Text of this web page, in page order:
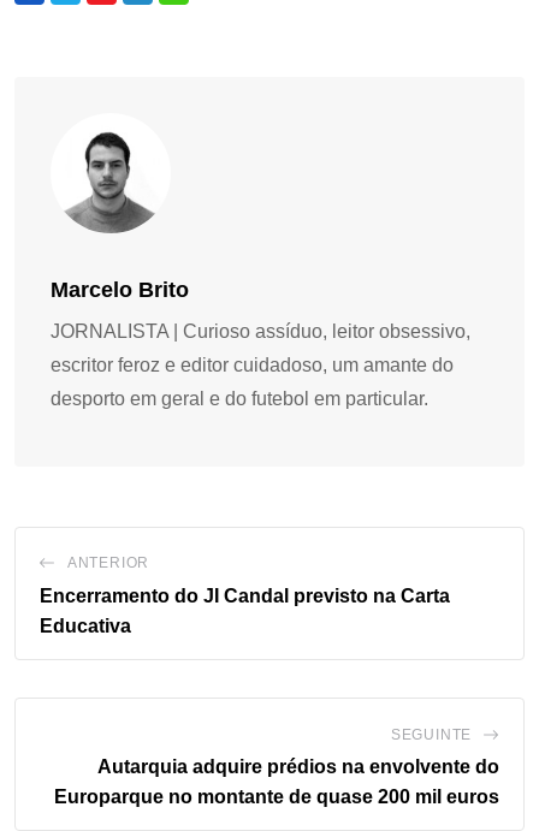
Marcelo Brito
JORNALISTA | Curioso assíduo, leitor obsessivo,
escritor feroz e editor cuidadoso, um amante do
desporto em geral e do futebol em particular.
ANTERIOR
Encerramento do JI Candal previsto na Carta
Educativa
SEGUINTE
Autarquia adquire prédios na envolvente do
Europarque no montante de quase 200 mil euros